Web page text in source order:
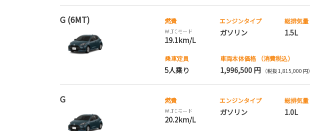
G (6MT) 燃費
WLTCモード
19.1km/L
エンジンタイプ
ガソリン
総排気量
1.5L
乗車定員
5人乗り
車両本体価格 （消費税込）
1,996,500 円 （税抜 1,815,000 円）
G 燃費
WLTCモード
20.2km/L
エンジンタイプ
ガソリン
総排気量
1.0L